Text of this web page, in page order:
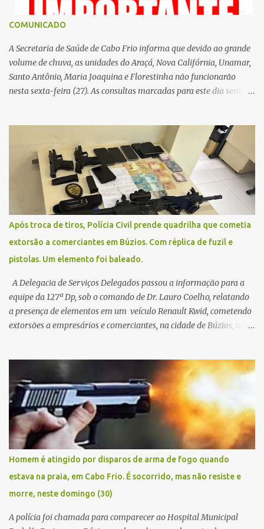
COMUNICADO
A Secretaria de Saúde de Cabo Frio informa que devido ao grande
volume de chuva, as unidades do Araçá, Nova Califórnia, Unamar,
Santo Antônio, Maria Joaquina e Florestinha não funcionarão
nesta sexta-feira (27). As consultas marcadas para este dia serão
Contamos com a compreensão de toda população, pois se trata de
uma situação climática que foge ao controle da administração
pública.
Após troca de tiros, Polícia Civil prende quadrilha que cometia
extorsão a comerciantes em Búzios. Com réplica de fuzil e
pistolas. Um elemento foi baleado.
A Delegacia de Serviços Delegados passou a informação para a
equipe da 127ª Dp, sob o comando de Dr. Lauro Coelho, relatando
a presença de elementos em um veículo Renault Kwid, cometendo
extorsões a empresários e comerciantes, na cidade de Búzios, na
fugir da cidade Buziana. Um dos detidos é policial civil e este foi
baleado na perna na troca de tiros . Na ocorrência, três armas,
pistolas e uma réplica de fuzil, foram apreendidas. O homem
baleado foi identificado como Claudio Bastos, conhecido no meio
político.
Homem é atingido por disparos de arma de fogo quando
estava na praia, em Cabo Frio. É socorrido, mas não resiste e
morre, neste domingo (30)
A polícia foi chamada para comparecer ao Hospital Municipal